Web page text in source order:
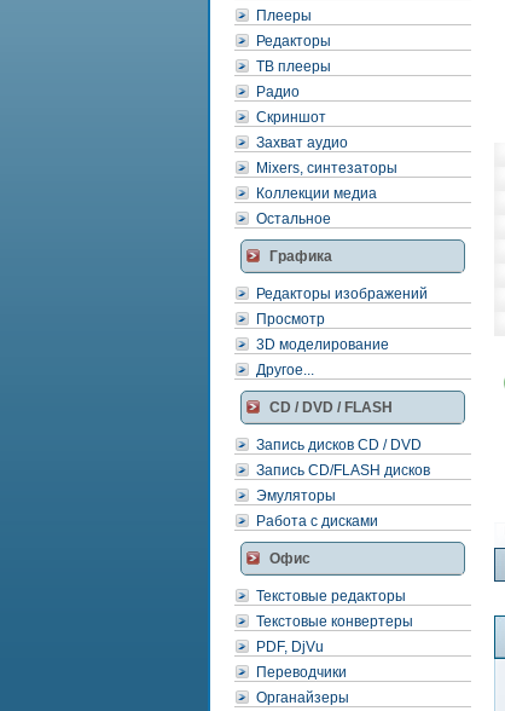
Плееры
Редакторы
ТВ плееры
Радио
Скриншот
Захват аудио
Mixers, синтезаторы
Коллекции медиа
Остальное
Графика
Редакторы изображений
Просмотр
3D моделирование
Другое...
CD / DVD / FLASH
Запись дисков CD / DVD
Запись CD/FLASH дисков
Эмуляторы
Работа с дисками
Офис
Текстовые редакторы
Текстовые конвертеры
PDF, DjVu
Переводчики
Органайзеры